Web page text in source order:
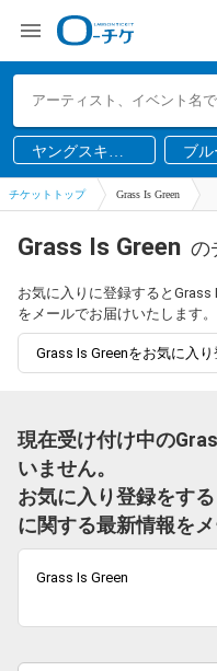
ヤングスキニ
ー
ブル
チケットトップ Grass Is Green
Grass Is Green の
お気に入りに登録すると
をメールでお届けいたします。
Grass Is Greenをお気に入
現在受け付け中の
いません。
お気に入り登録をす
に関する最新情報を
Grass Is Green